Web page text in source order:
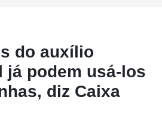
do auxílio
já podem usá-los
diz Caixa